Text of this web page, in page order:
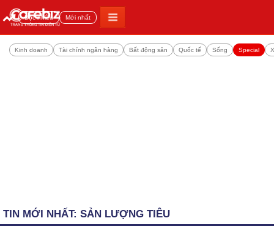
Đọc nhiều Mới nhất
Kinh doanh Tài chính ngân hàng Bất động sản Quốc tế Sống Special
TIN MỚI NHẤT: SẢN LƯỢNG TIÊU